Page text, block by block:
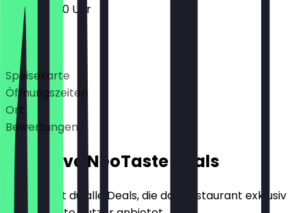
10:00 - 18:00 Uhr
Deals
Speisekarte
Öffnungszeiten
Ort
Bewertungen
Exklusive NeoTaste Deals
Hier findest du alle Deals, die das Restaurant exklusiv